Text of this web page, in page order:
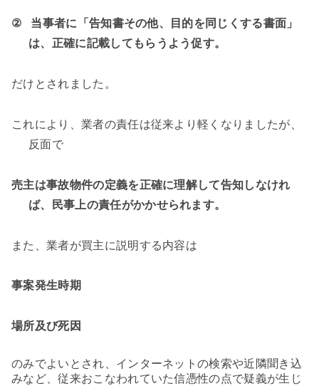
②
当事者に「告知書その他、目的を同じくする書面」
は、正確に記載してもらうよう促す。
だけとされました。
これにより、業者の責任は従来より軽くなりましたが、
反面で
売主は事故物件の定義を正確に理解して告知しなけれ
ば、民事上の責任がかかせられます。
また、業者が買主に説明する内容は
事案発生時期
場所及び死因
のみでよいとされ、インターネットの検索や近隣聞き込
みなど、従来おこなわれていた信憑性の点で疑義が生じ